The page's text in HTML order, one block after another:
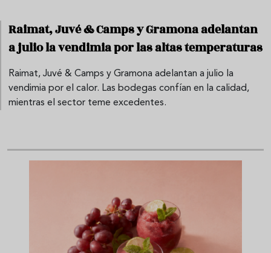
Raimat, Juvé & Camps y Gramona adelantan
a julio la vendimia por las altas temperaturas
Raimat, Juvé & Camps y Gramona adelantan a julio la
vendimia por el calor. Las bodegas confían en la calidad,
mientras el sector teme excedentes.